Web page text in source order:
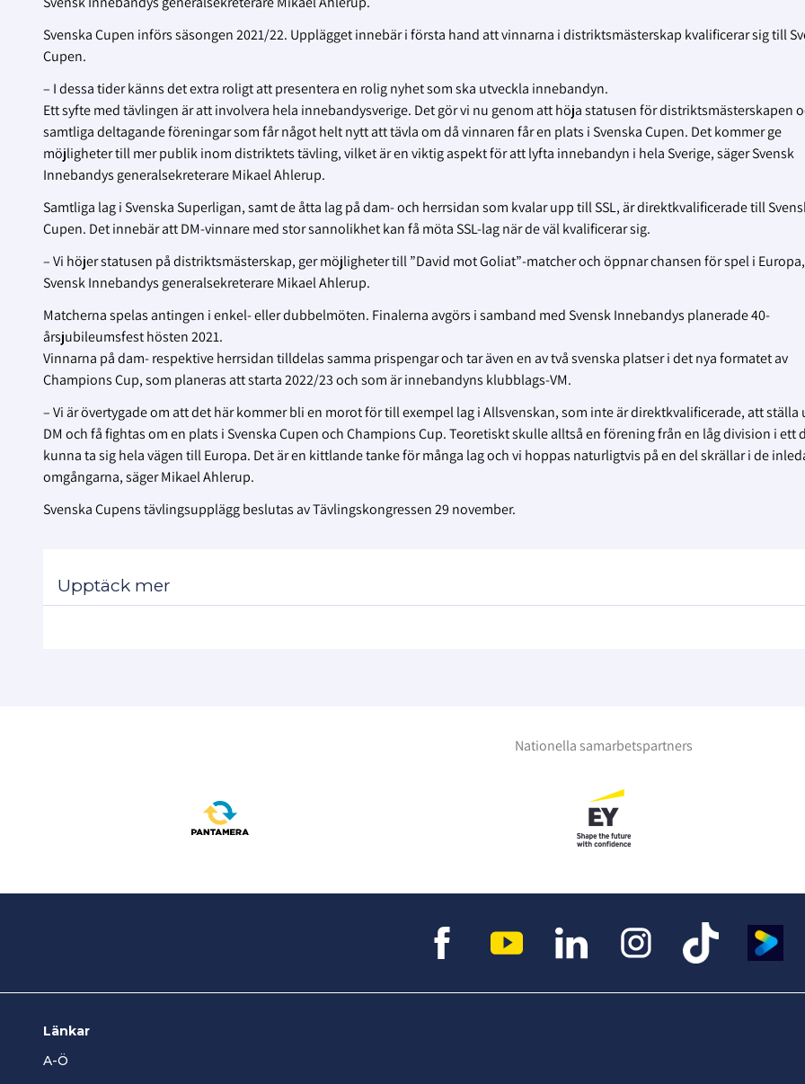
Svenska Cupen införs säsongen 2021/22. Upplägget innebär i första hand att vinnarna i distriktsmästerskap kvalificerar sig till
Cupen.
– I dessa tider känns det extra roligt att presentera en rolig nyhet som ska utveckla innebandyn.
Ett syfte med tävlingen är att involvera hela innebandysverige. Det gör vi nu genom att höja statusen för distriktsmästerskapen
samtliga deltagande föreningar som får något helt nytt att tävla om då vinnaren får en plats i Svenska Cupen. Det kommer ge
möjligheter till mer publik inom distriktets tävling, vilket är en viktig aspekt för att lyfta innebandyn i hela Sverige, säger Svensk
Innebandys generalsekreterare Mikael Ahlerup.
Samtliga lag i Svenska Superligan, samt de åtta lag på dam- och herrsidan som kvalar upp till SSL, är direktkvalificerade till
Cupen. Det innebär att DM-vinnare med stor sannolikhet kan få möta SSL-lag när de väl kvalificerar sig.
– Vi höjer statusen på distriktsmästerskap, ger möjligheter till ”David mot Goliat”-matcher och öppnar chansen för spel i
Svensk Innebandys generalsekreterare Mikael Ahlerup.
Matcherna spelas antingen i enkel- eller dubbelmöten. Finalerna avgörs i samband med Svensk Innebandys planerade 40-
årsjubileumsfest hösten 2021.
Vinnarna på dam- respektive herrsidan tilldelas samma prispengar och tar även en av två svenska platser i det nya formatet av
Champions Cup, som planeras att starta 2022/23 och som är innebandyns klubblags-VM.
– Vi är övertygade om att det här kommer bli en morot för till exempel lag i Allsvenskan, som inte är direktkvalificerade, att ställa
DM och få fightas om en plats i Svenska Cupen och Champions Cup. Teoretiskt skulle alltså en förening från en låg division i ett
kunna ta sig hela vägen till Europa. Det är en kittlande tanke för många lag och vi hoppas naturligtvis på en del skrällar i de
omgångarna, säger Mikael Ahlerup.
Svenska Cupens tävlingsupplägg beslutas av Tävlingskongressen 29 november.
Upptäck mer
Nationella samarbetspartners
Länkar
A-Ö